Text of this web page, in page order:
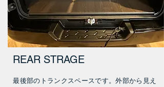
REAR STRAGE
​最後部のトランクスペースです。外部から見え